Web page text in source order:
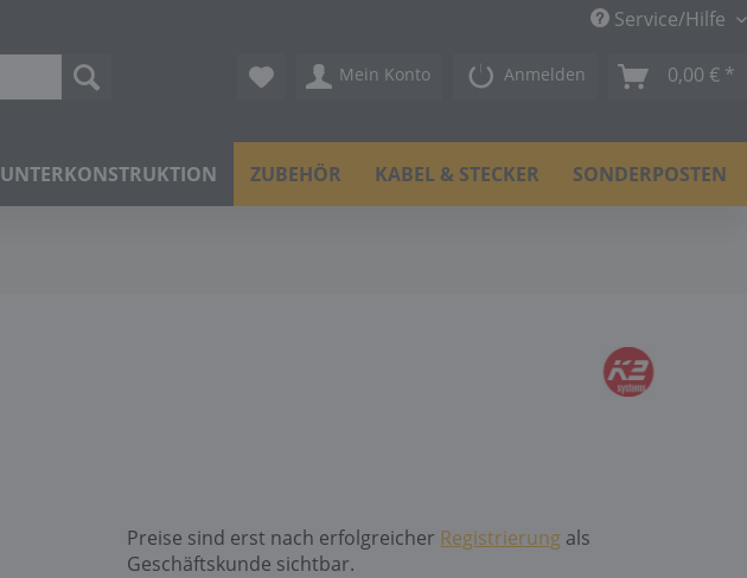
Service/Hilfe
Mein Konto Anmelden 0,00 € *
UNTERKONSTRUKTION ZUBEHÖR KABEL & STECKER SONDERPOSTEN
Preise sind erst nach erfolgreicher Registrierung als
Geschäftskunde sichtbar.